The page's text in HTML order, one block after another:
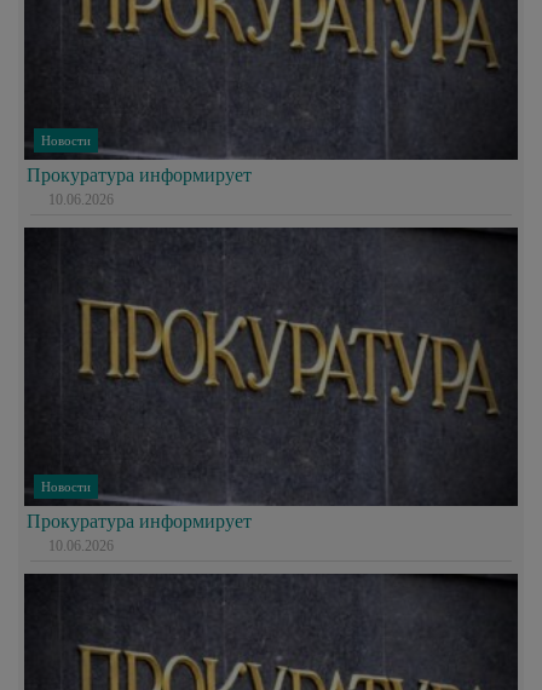
Новости
Прокуратура информирует
10.06.2026
Новости
Прокуратура информирует
10.06.2026